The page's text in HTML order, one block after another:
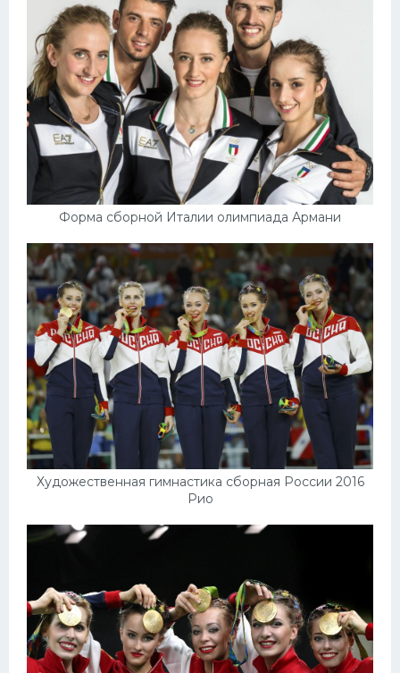
Форма сборной Италии олимпиада Армани
Художественная гимнастика сборная России 2016
Рио